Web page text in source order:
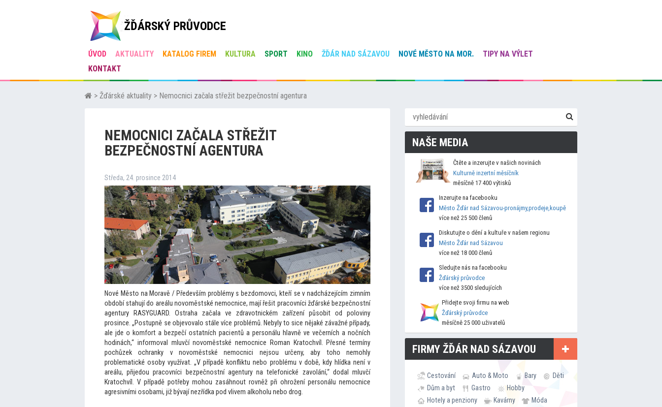
ŽĎÁRSKÝ PRŮVODCE
ÚVOD AKTUALITY KATALOG FIREM KULTURA SPORT KINO ŽĎÁR NAD SÁZAVOU NOVÉ MĚSTO NA MOR.
TIPY NA VÝLET
KONTAKT
> Žďárské aktuality > Nemocnici začala střežit bezpečnostní agentura
NEMOCNICI ZAČALA STŘEŽIT
BEZPEČNOSTNÍ AGENTURA
Středa, 24. prosince 2014
Nové Město na Moravě / Především problémy s bezdomovci, kteří se v nadcházejícím zimním
období stahují do areálu novoměstské nemocnice, mají řešit pracovníci žďárské bezpečnostní
agentury RASYGUARD. Ostraha začala ve zdravotnickém zařízení působit od poloviny
prosince. „Postupně se objevovalo stále více problémů. Nebylyto sice nějaké závažné případy,
ale jde o komfort a bezpečí ostatních pacientů a personálu hlavně ve večerních a nočních
hodinách,“ informoval mluvčí novoměstské nemocnice Roman Kratochvíl. Přesné termíny
pochůzek ochranky v novoměstské nemocnici nejsou určeny, aby toho nemohly
problematické osoby využívat. „V případě konfliktu nebo problému v době, kdy hlídka není v
areálu, přijedou pracovníci bezpečnostní agentury na telefonické zavolání,“ dodal mluvčí
Kratochvíl. V případě potřeby mohou zasáhnout rovněž při ohrožení personálu nemocnice
agresivními osobami, již bývají nezřídka pod vlivem alkoholu nebo drog.
NAŠE MEDIA
Čtěte a inzerujte v našich novinách
Kulturně inzertní měsíčník
měsíčně 17 400 výtisků
Inzerujte na facebooku
Město Žďár nad Sázavou-pronájmy,prodeje,koupě
více než 25 500 členů
Diskutujte o dění a kultuře v našem regionu
Město Žďár nad Sázavou
více než 18 000 členů
Sledujte nás na facebooku
Žďárský průvodce
více než 3500 sledujících
Přidejte svoji firmu na web
Žďárský průvodce
měsíčně 25 000 uživatelů
FIRMY ŽĎÁR NAD SÁZAVOU
Cestování Auto & Moto Bary
Děti
Dům a byt
Gastro
Hobby
Hotely a penziony
Kavárny
Móda